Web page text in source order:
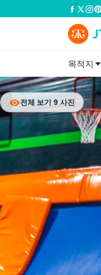
목적지
전체 보기 9 사진